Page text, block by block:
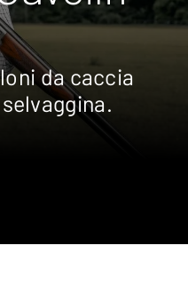
da caccia